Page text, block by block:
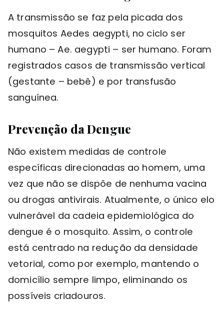
A transmissão se faz pela picada dos
mosquitos Aedes aegypti, no ciclo ser
humano – Ae. aegypti – ser humano. Foram
registrados casos de transmissão vertical
(gestante – bebê) e por transfusão
sanguínea.
Prevenção da Dengue
Não existem medidas de controle
específicas direcionadas ao homem, uma
vez que não se dispõe de nenhuma vacina
ou drogas antivirais. Atualmente, o único elo
vulnerável da cadeia epidemiológica do
dengue é o mosquito. Assim, o controle
está centrado na redução da densidade
vetorial, como por exemplo, mantendo o
domicílio sempre limpo, eliminando os
possíveis criadouros.